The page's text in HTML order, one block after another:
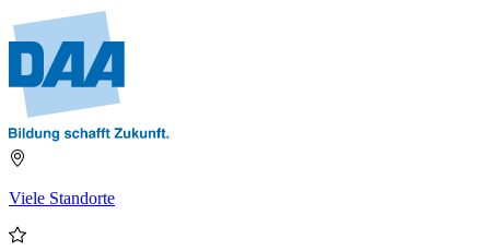
Viele Standorte